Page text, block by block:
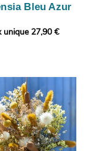
Bleu Azur
unique 27,90 €